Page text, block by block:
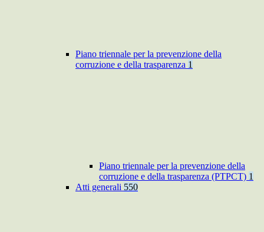
Piano triennale per la prevenzione della
corruzione e della trasparenza 1
Piano triennale per la prevenzione della
corruzione e della trasparenza (PTPCT) 1
Atti generali 550